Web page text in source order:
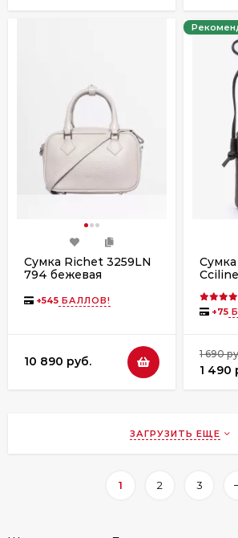
Сумка Richet 3259LN
794 бежевая
+545 БАЛЛОВ!
10 890 руб.
+75
1 690
1 490
ЗАГРУЗИТЬ ЕЩЕ
1 2 3